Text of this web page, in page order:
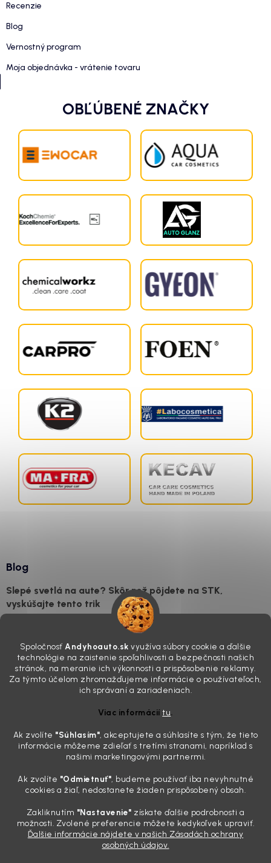
Spoločnosť Andyhoauto.sk využíva súbory cookie a ďalšie
technológie na zaistenie spoľahlivosti a bezpečnosti našich
stránok, na meranie ich výkonnosti a prispôsobenie reklamy.
Za týmto účelom zhromažďujeme informácie o používateľoch,
ich správaní a zariadeniach.
Viac informáciítu.
Ak zvolíte "Súhlasím", akceptujete a súhlasíte s tým, že tieto
informácie môžeme zdieľať s tretími stranami, napríklad s
našimi marketingovými partnermi.
Ak zvolíte "Odmietnuť", budeme používať iba nevyhnutné
cookies a žiaľ, nedostanete žiaden prispôsobený obsah.
Zakliknutím "Nastavenie" získate ďalšie podrobnosti a
možnosti. Zvolené preferencie môžete kedykoľvek upraviť.
Ďalšie informácie nájdete v našich Zásadách ochrany
osobných údajov.
Recenzie
Blog
Vernostný program
Moja objednávka - vrátenie tovaru
OBĽÚBENÉ ZNAČKY
Blog
Slepé svetlá na aute? Skôr než pôjdete na STK,
vyskúšajte tento trik
skutočnosti je? Často za to môžu práve „slepé“ svetlomety. Ten
mliečny, drsný povrch nie je len estetická vada. Keď slnko a soľ urobia
svoje, plexisklo začne svetlo rozptyľovať namiesto to...
Zabudnite na handru. Ak chcete mať auto naozaj čisté,
Poznáte ten moment. Vonku svieti slnko, vy sedíte v čerstvo
„upratanom“ aute, no pri pohľade na palubnú dosku vás ide poraziť. V
mriežkach ventilácie, okolo tlačidiel a v švíkoch sedačiek na vás stále
drzo pozerá prach. Handra ani vysávač tam jednodu...
Detailing nemusí stáť výplatu: 5 kúskov autokozmetiky,
31.7.2026
Sobotné ráno, káva v ruke a pred vami zaprášená kapota. Pre
niekoho nuda, pre nás najlepší relax. Lenže keď si v košíku spočítate